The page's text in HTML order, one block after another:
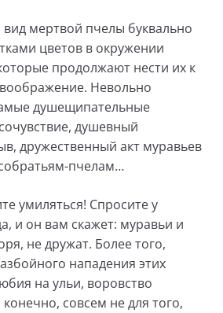
вид мертвой пчелы буквально
цветов в окружении
продолжают нести их к
Невольно
душещипательные
душевный
дружественный акт муравьев
пчелам…
умиляться! Спросите у
и он вам скажет: муравьи и
не дружат. Более того,
нападения этих
на ульи, воровство
совсем не для того,